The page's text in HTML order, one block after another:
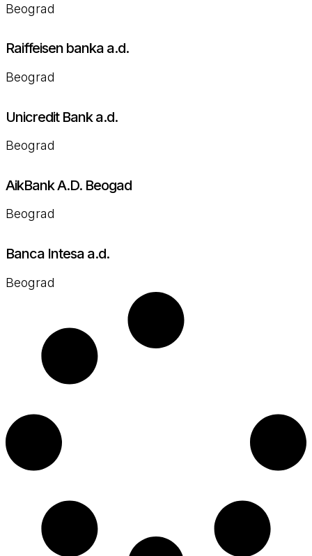
Beograd
Raiffeisen banka a.d.
Beograd
Unicredit Bank a.d.
Beograd
AikBank A.D. Beogad
Beograd
Banca Intesa a.d.
Beograd